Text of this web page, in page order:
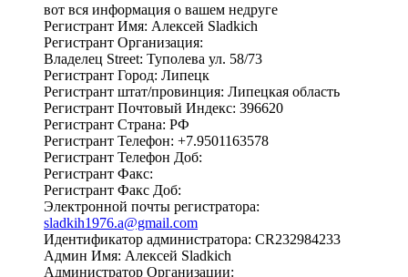
вот вся информация о вашем недруге
Регистрант Имя: Алексей Sladkich
Регистрант Организация:
Владелец Street: Туполева ул. 58/73
Регистрант Город: Липецк
Регистрант штат/провинция: Липецкая область
Регистрант Почтовый Индекс: 396620
Регистрант Страна: РФ
Регистрант Телефон: +7.9501163578
Регистрант Телефон Доб:
Регистрант Факс:
Регистрант Факс Доб:
Электронной почты регистратора:
sladkih1976.a@gmail.com
Идентификатор администратора: CR232984233
Админ Имя: Алексей Sladkich
Администратор Организации: